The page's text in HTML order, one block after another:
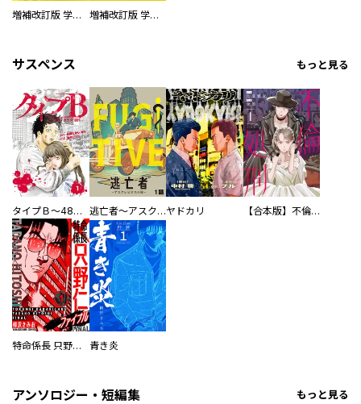
増補改訂版 学研まんが NEW世界の歴史 別巻 人物学習事典 増補改訂版 学研まんが NEW世界の歴史 別巻 世界遺産学習事典
サスペンス もっと見る
タイプＢ～48時間後、致死率100％～【単話】 逃亡者～アスクレピオスの杖～ヤドカリ 【合本版】不倫処刑
特命係長 只野仁ファイナル 愛蔵版 青き炎
アンソロジー・短編集 もっと見る